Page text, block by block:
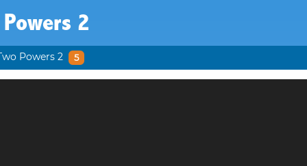
2
Powers 2 5